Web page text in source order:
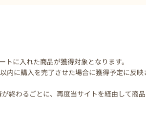
に入れた商品が獲得対象となります。
内に購入を完了させた場合に獲得予定に反映
終わるごとに、再度当サイトを経由して商